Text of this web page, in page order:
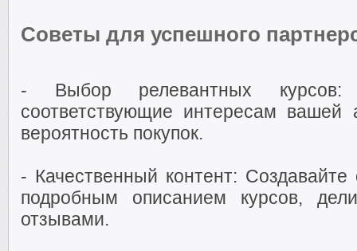
Советы для успешного
- Выбор релевантных курсов:
соответствующие интересам вашей
вероятность покупок.
- Качественный контент:
подробным описанием курсов,
отзывами.